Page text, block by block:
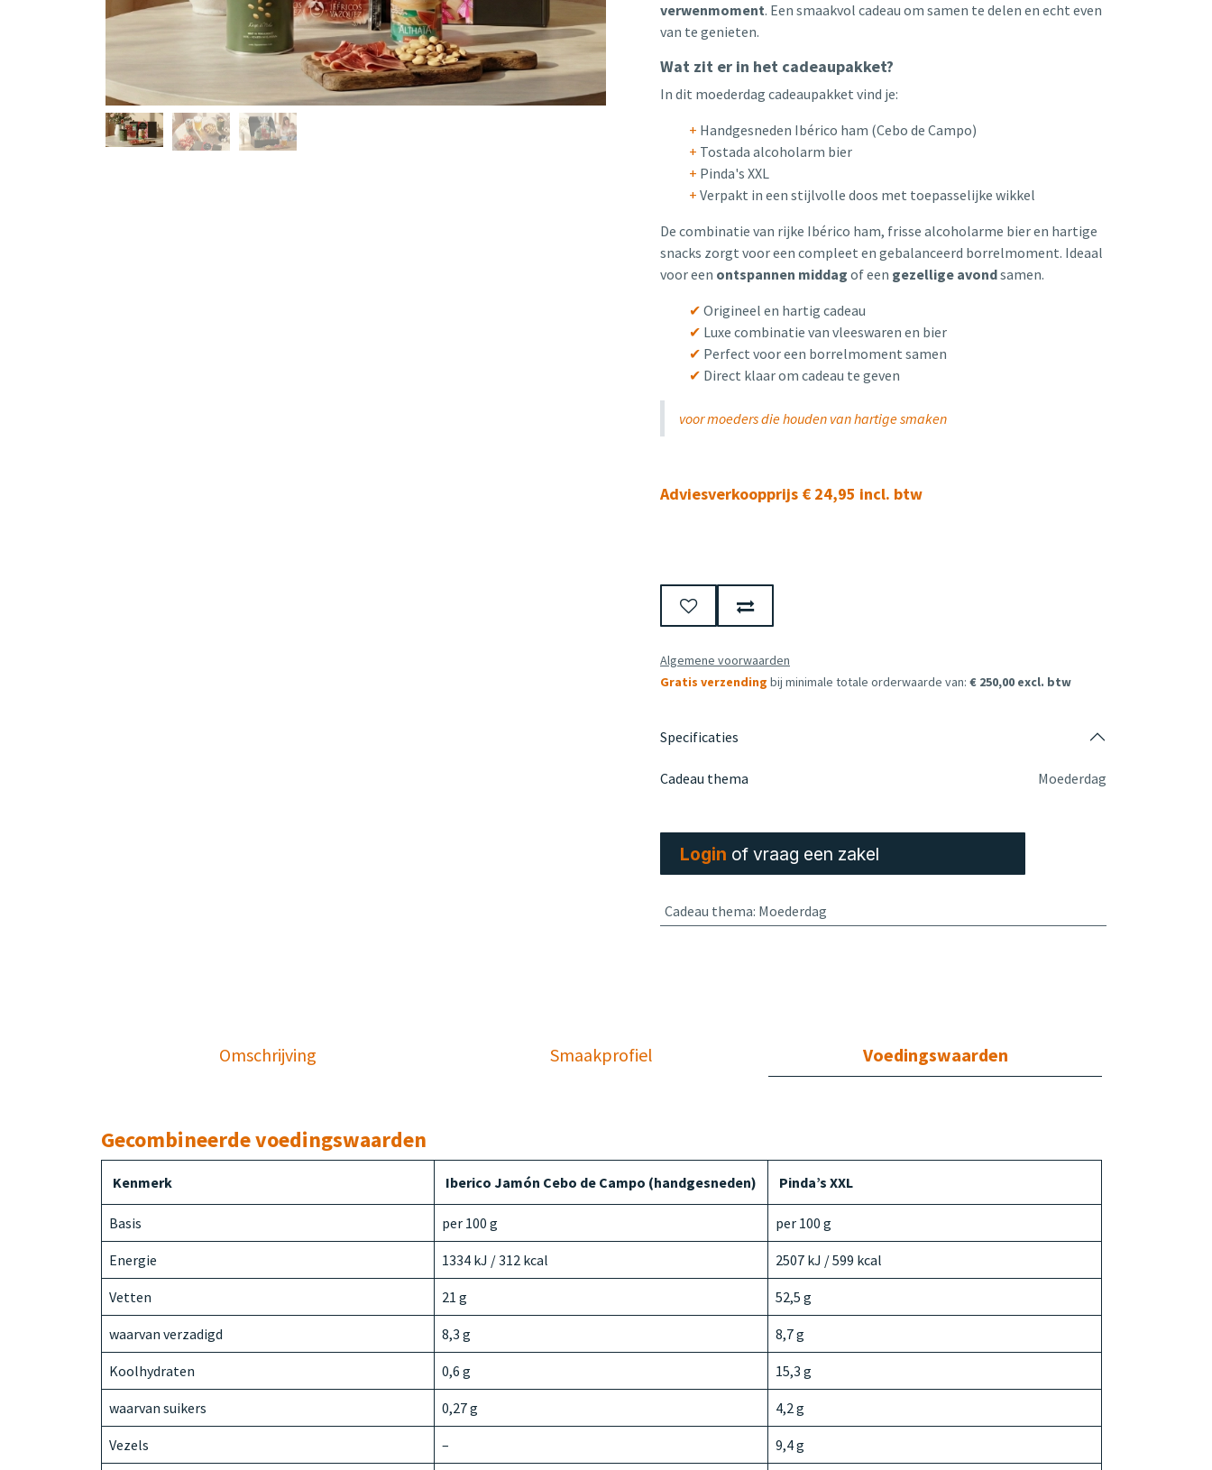
verwenmoment. Een smaakvol cadeau om samen te delen en echt even
van te genieten.
Wat zit er in het cadeaupakket?
In dit moederdag cadeaupakket vind je:
+ Handgesneden Ibérico ham (Cebo de Campo)
+ Tostada alcoholarm bier
+ Pinda's XXL
+ Verpakt in een stijlvolle doos met toepasselijke wikkel
De combinatie van rijke Ibérico ham, frisse alcoholarme bier en hartige
snacks zorgt voor een compleet en gebalanceerd borrelmoment. Ideaal
voor een ontspannen middag of een gezellige avondsamen.
✔ Origineel en hartig cadeau
✔ Luxe combinatie van vleeswaren en bier
✔ Perfect voor een borrelmoment samen
✔ Direct klaar om cadeau te geven
voor moeders die houden van hartige smaken
Adviesverkoopprijs € 24,95 incl. btw
Algemene voorwaarden
Gratis verzending bij minimale totale orderwaarde van: € 250,00 excl. btw
Specificaties
Cadeau thema Moederdag
Login of vraag een zakel
Cadeau thema: Moederdag
Omschrijving Smaakprofiel Voedingswaarden
Gecombineerde voedingswaarden
Kenmerk Iberico Jamón Cebo de Campo (handgesneden) Pinda’s XXL
Basis per 100 g per 100 g
Energie 1334 kJ / 312 kcal 2507 kJ / 599 kcal
Vetten 21 g 52,5 g
waarvan verzadigd 8,3 g 8,7 g
Koolhydraten 0,6 g 15,3 g
waarvan suikers 0,27 g 4,2 g
Vezels – 9,4 g